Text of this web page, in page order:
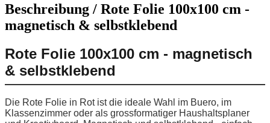
Beschreibung / Rote Folie 100x100 cm -
magnetisch & selbstklebend
Rote Folie 100x100 cm - magnetisch
& selbstklebend
Die Rote Folie in Rot ist die ideale Wahl im Buero, im
Klassenzimmer oder als grossformatiger Haushaltsplaner